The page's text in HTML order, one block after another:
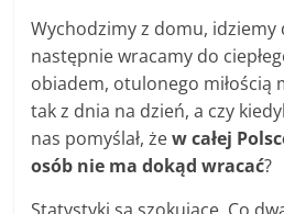
Wychodzimy z domu, idziemy
następnie wracamy do
obiadem, otulonego miłością
tak z dnia na dzień, a czy
nas pomyślał, żew całej
osób nie ma dokąd wracać?